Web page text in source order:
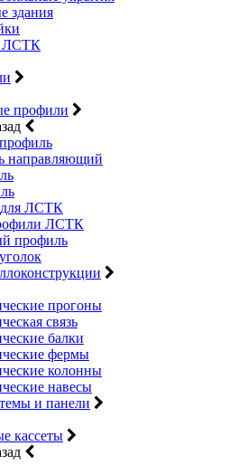
здания
ЛСТК
профили
направляющий
ЛСТК
ЛСТК
профиль
прогоны
связь
балки
фермы
колонны
навесы
и панели
кассеты